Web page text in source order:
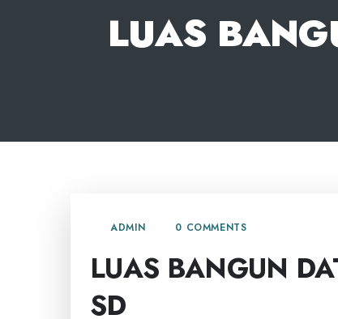
LUAS
ADMIN 0 COMMENTS
LUAS BANGUN
SD